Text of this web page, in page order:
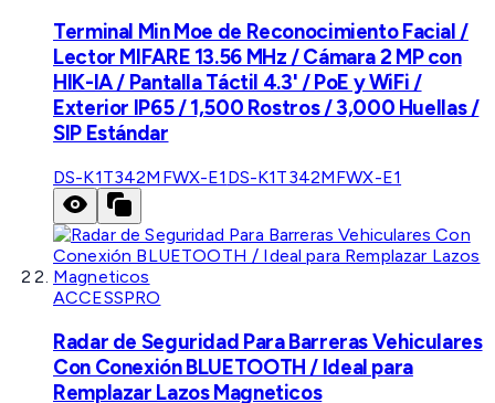
Terminal Min Moe de Reconocimiento Facial /
Lector MIFARE 13.56 MHz / Cámara 2 MP con
HIK-IA / Pantalla Táctil 4.3' / PoE y WiFi /
Exterior IP65 / 1,500 Rostros / 3,000 Huellas /
SIP Estándar
DS-K1T342MFWX-E1 DS-K1T342MFWX-E1
ACCESSPRO
Radar de Seguridad Para Barreras Vehiculares
Con Conexión BLUETOOTH / Ideal para
Remplazar Lazos Magneticos